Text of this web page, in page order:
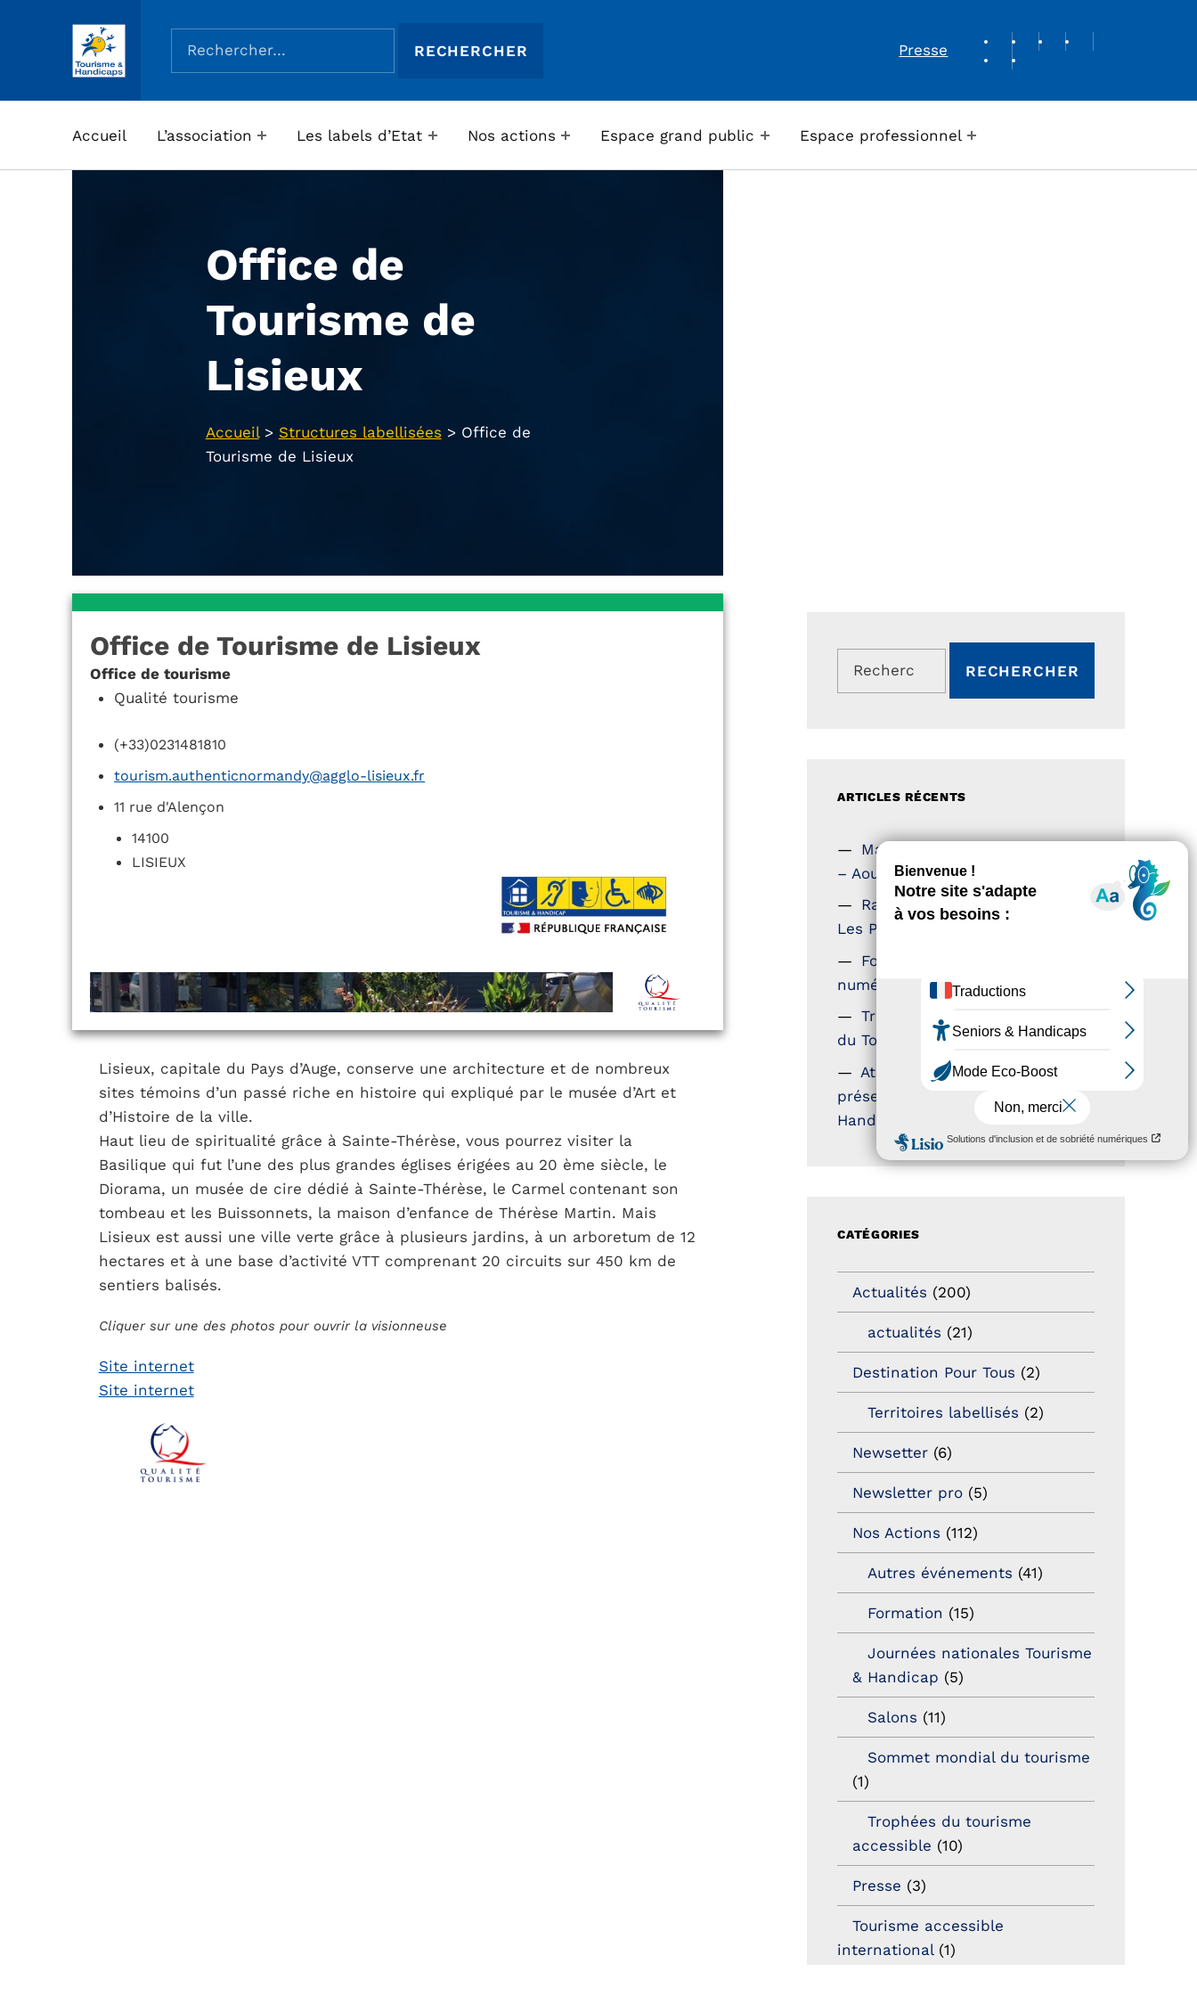
ASSOCIATION TOURISME ET HANDICAPS
Rechercher :
Presse
REVUE DE PRESSE
Accueil L’association Les labels d’Etat Nos actions Espace grand public Espace professionnel
Office de
Tourisme de
Lisieux
Accueil> Structures labellisées > Office de
Tourisme de Lisieux
Office de Tourisme de Lisieux
Office de tourisme
Qualité tourisme
(+33)0231481810
tourism.authenticnormandy@agglo-lisieux.fr
11 rue d'Alençon
14100
LISIEUX
Lisieux, capitale du Pays d’Auge, conserve une architecture et de nombreux
sites témoins d’un passé riche en histoire qui expliqué par le musée d’Art et
d’Histoire de la ville.
Haut lieu de spiritualité grâce à Sainte-Thérèse, vous pourrez visiter la
Basilique qui fut l’une des plus grandes églises érigées au 20 ème siècle, le
Diorama, un musée de cire dédié à Sainte-Thérèse, le Carmel contenant son
tombeau et les Buissonnets, la maison d’enfance de Thérèse Martin. Mais
Lisieux est aussi une ville verte grâce à plusieurs jardins, à un arboretum de 12
hectares et à une base d’activité VTT comprenant 20 circuits sur 450 km de
sentiers balisés.
Cliquer sur une des photos pour ouvrir la visionneuse
Site internet
Site internet
Rechercher :
ARTICLES RÉCENTS
Magazine Tourisme Accessible
– Aout 2026
Rallye Aicha des Gazelles –
Les Petillantes
Formation Communication
numérique
Trophées Horizons – Acteurs
du Tourisme Durable
Atout France – flyer
présentation label Tourisme &
Handicap
CATÉGORIES
Actualités (200)
actualités (21)
Destination Pour Tous (2)
Territoires labellisés (2)
Newsetter (6)
Newsletter pro (5)
Nos Actions (112)
Autres événements (41)
Formation (15)
Journées nationales Tourisme
& Handicap (5)
Salons (11)
Sommet mondial du tourisme
(1)
Trophées du tourisme
accessible (10)
Presse (3)
Tourisme accessible
international(1)